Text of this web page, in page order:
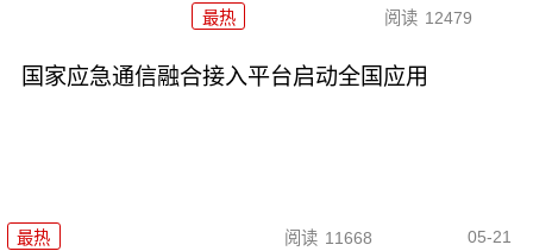
最热 阅读 12479
国家应急通信融合接入平台启动全国应用
最热 阅读 11668 05-21